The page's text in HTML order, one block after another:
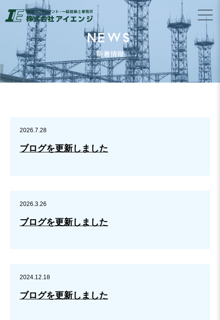
NEWS
新着情報
2026.7.28
ブログを更新しました
2026.3.26
ブログを更新しました
2024.12.18
ブログを更新しました